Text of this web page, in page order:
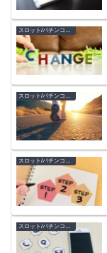
スロット/パチンコのやめ方
スロット/パチンコのやめ方
スロット/パチンコのやめ方